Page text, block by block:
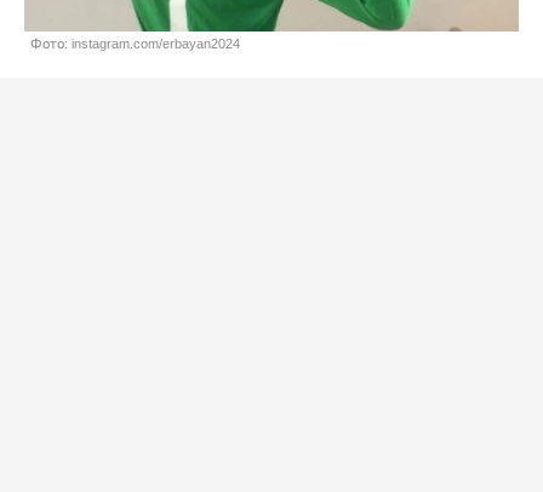
Фото: instagram.com/erbayan2024